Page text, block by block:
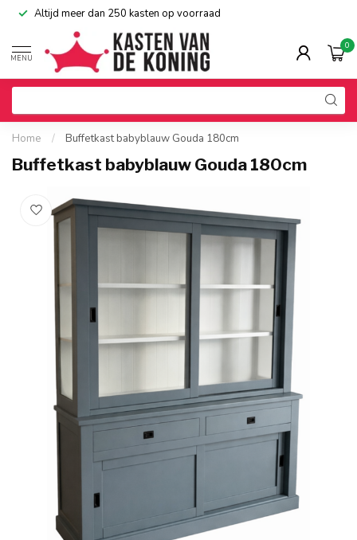
Altijd meer dan 250 kasten op voorraad
MENU
0
Home / Buffetkast babyblauw Gouda 180cm
Buffetkast babyblauw Gouda 180cm